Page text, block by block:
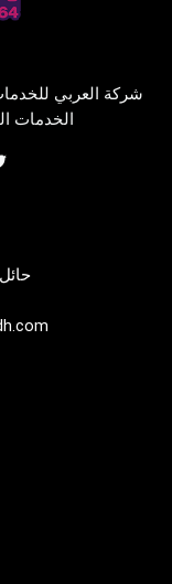
شركة العربي
الخدمات